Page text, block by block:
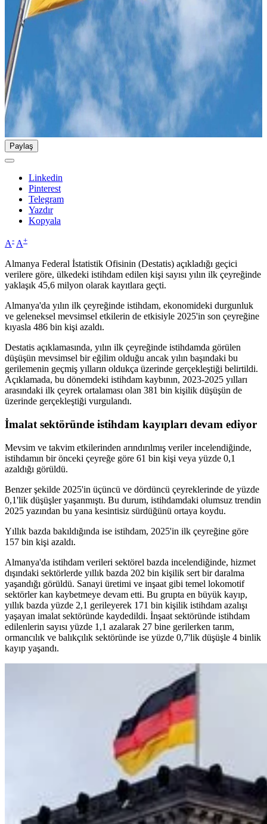
Paylaş
Linkedin
Pinterest
Telegram
Yazdır
Kopyala
A- A+
Almanya Federal İstatistik Ofisinin (Destatis) açıkladığı geçici
verilere göre, ülkedeki istihdam edilen kişi sayısı yılın ilk çeyreğinde
yaklaşık 45,6 milyon olarak kayıtlara geçti.
Almanya'da yılın ilk çeyreğinde istihdam, ekonomideki durgunluk
ve geleneksel mevsimsel etkilerin de etkisiyle 2025'in son çeyreğine
kıyasla 486 bin kişi azaldı.
Destatis açıklamasında, yılın ilk çeyreğinde istihdamda görülen
düşüşün mevsimsel bir eğilim olduğu ancak yılın başındaki bu
gerilemenin geçmiş yılların oldukça üzerinde gerçekleştiği belirtildi.
Açıklamada, bu dönemdeki istihdam kaybının, 2023-2025 yılları
arasındaki ilk çeyrek ortalaması olan 381 bin kişilik düşüşün de
üzerinde gerçekleştiği vurgulandı.
İmalat sektöründe istihdam kayıpları devam ediyor
Mevsim ve takvim etkilerinden arındırılmış veriler incelendiğinde,
istihdamın bir önceki çeyreğe göre 61 bin kişi veya yüzde 0,1
azaldığı görüldü.
Benzer şekilde 2025'in üçüncü ve dördüncü çeyreklerinde de yüzde
0,1'lik düşüşler yaşanmıştı. Bu durum, istihdamdaki olumsuz trendin
2025 yazından bu yana kesintisiz sürdüğünü ortaya koydu.
Yıllık bazda bakıldığında ise istihdam, 2025'in ilk çeyreğine göre
157 bin kişi azaldı.
Almanya'da istihdam verileri sektörel bazda incelendiğinde, hizmet
dışındaki sektörlerde yıllık bazda 202 bin kişilik sert bir daralma
yaşandığı görüldü. Sanayi üretimi ve inşaat gibi temel lokomotif
sektörler kan kaybetmeye devam etti. Bu grupta en büyük kayıp,
yıllık bazda yüzde 2,1 gerileyerek 171 bin kişilik istihdam azalışı
yaşayan imalat sektöründe kaydedildi. İnşaat sektöründe istihdam
edilenlerin sayısı yüzde 1,1 azalarak 27 bine gerilerken tarım,
ormancılık ve balıkçılık sektöründe ise yüzde 0,7'lik düşüşle 4 binlik
kayıp yaşandı.